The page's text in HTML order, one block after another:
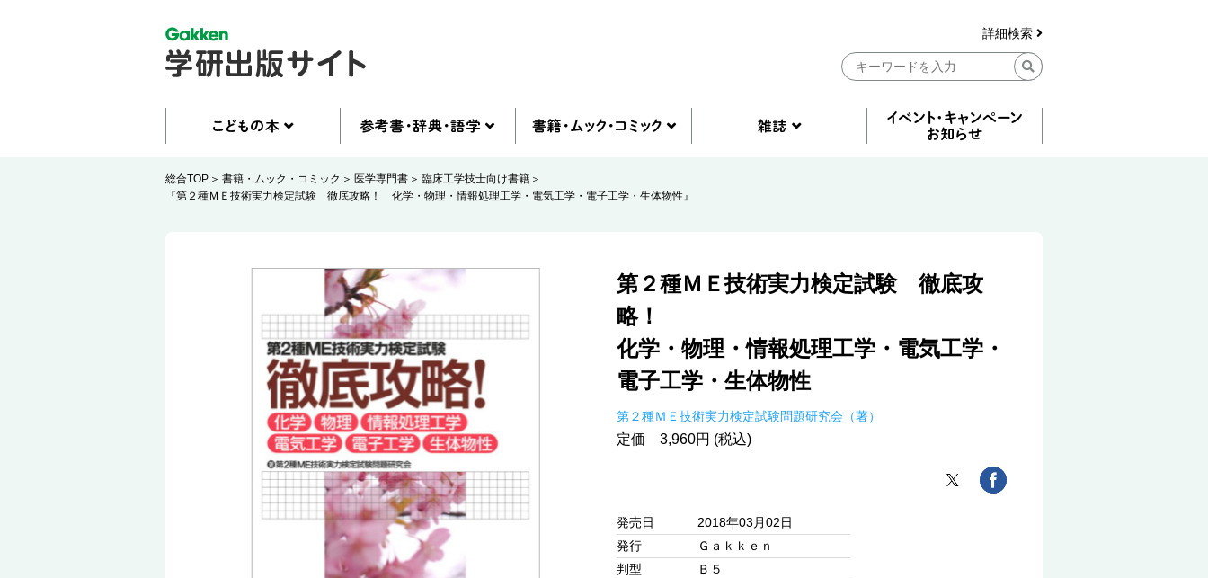
詳細検索
総合TOP 書籍・ムック・コミック 医学専門書
臨床工学技士向け書籍
『第２種ＭＥ技術実力検定試験 徹底攻略！ 化学・物理・情報処理工学・電気工学・電子工学・生体物性』
第２種ＭＥ技術実力検定試験 徹底攻
略！
化学・物理・情報処理工学・電気工学・
電子工学・生体物性
第２種ＭＥ技術実力検定試験問題研究会（著）
定価 3,960円 (税込)
発売日
2018年03月02日
発行
Ｇａｋｋｅｎ
判型
Ｂ５